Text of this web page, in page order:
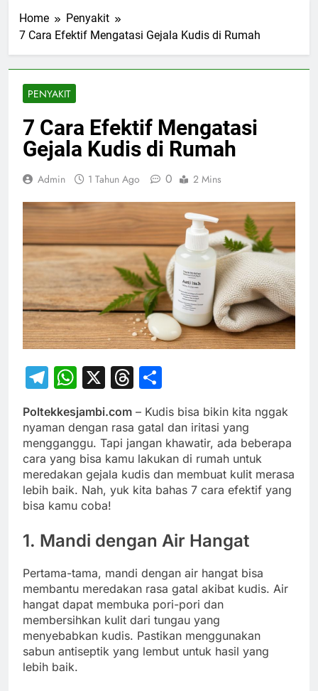
Home
Penyakit
7 Cara Efektif Mengatasi Gejala Kudis di Rumah
PENYAKIT
7 Cara Efektif Mengatasi
Gejala Kudis di Rumah
Admin 1 Tahun Ago 0 2 Mins
Telegram
WhatsApp
X Threads
Poltekkesjambi.com – Kudis bisa bikin kita nggak
nyaman dengan rasa gatal dan iritasi yang
mengganggu. Tapi jangan khawatir, ada beberapa
cara yang bisa kamu lakukan di rumah untuk
meredakan gejala kudis dan membuat kulit merasa
lebih baik. Nah, yuk kita bahas 7 cara efektif yang
bisa kamu coba!
1. Mandi dengan Air Hangat
Pertama-tama, mandi dengan air hangat bisa
membantu meredakan rasa gatal akibat kudis. Air
hangat dapat membuka pori-pori dan
membersihkan kulit dari tungau yang
menyebabkan kudis. Pastikan menggunakan
sabun antiseptik yang lembut untuk hasil yang
lebih baik.